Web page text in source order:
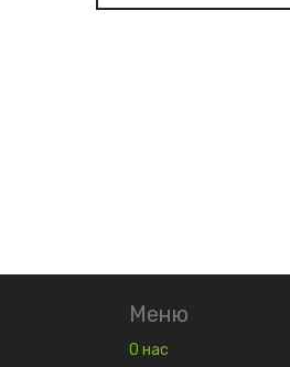
Меню
О нас